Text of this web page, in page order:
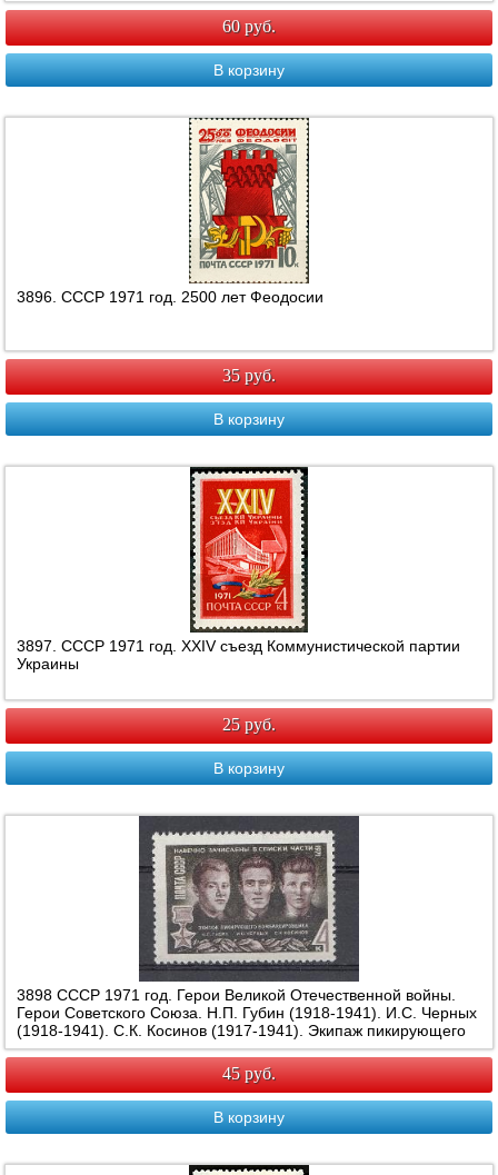
60 руб.
В корзину
3896. СССР 1971 год. 2500 лет Феодосии
35 руб.
В корзину
3897. СССР 1971 год. ХХIV съезд Коммунистической партии
Украины
25 руб.
В корзину
3898 СССР 1971 год. Герои Великой Отечественной войны.
Герои Советского Союза. Н.П. Губин (1918-1941). И.С. Черных
(1918-1941). С.К. Косинов (1917-1941). Экипаж пикирующего
бомбардировщика.
45 руб.
В корзину